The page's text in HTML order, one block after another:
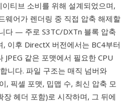
티브 소비를 위해 설계되었으며,
웨어가 렌더링 중 직접 압축 해제할
다 — 주로 S3TC/DXTn 블록 압축
이후 DirectX 버전에서는 BC4부터
JPEG 같은 포맷에서 필요한 CPU
니다. 파일 구조는 매직 넘버와
, 픽셀 포맷, 밉맵 수, 최신 압축 모
장 헤더 포함)로 시작하며, 그 뒤에